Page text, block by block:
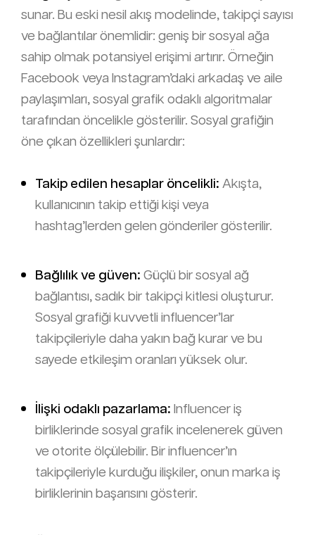
sunar. Bu eski nesil akış modelinde, takipçi sayısı
ve bağlantılar önemlidir: geniş bir sosyal ağa
sahip olmak potansiyel erişimi artırır. Örneğin
Facebook veya Instagram’daki arkadaş ve aile
paylaşımları, sosyal grafik odaklı algoritmalar
tarafından öncelikle gösterilir. Sosyal grafiğin
öne çıkan özellikleri şunlardır:
Takip edilen hesaplar öncelikli: Akışta,
kullanıcının takip ettiği kişi veya
hashtag’lerden gelen gönderiler gösterilir.
Bağlılık ve güven: Güçlü bir sosyal ağ
bağlantısı, sadık bir takipçi kitlesi oluşturur.
Sosyal grafiği kuvvetli influencer’lar
takipçileriyle daha yakın bağ kurar ve bu
sayede etkileşim oranları yüksek olur.
İlişki odaklı pazarlama: Influencer iş
birliklerinde sosyal grafik incelenerek güven
ve otorite ölçülebilir. Bir influencer’ın
takipçileriyle kurduğu ilişkiler, onun marka iş
birliklerinin başarısını gösterir.